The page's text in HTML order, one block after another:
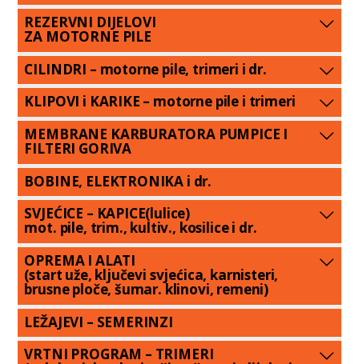
REZERVNI DIJELOVI
ZA MOTORNE PILE
CILINDRI – motorne pile, trimeri i dr.
KLIPOVI i KARIKE – motorne pile i trimeri
MEMBRANE KARBURATORA PUMPICE I
FILTERI GORIVA
BOBINE, ELEKTRONIKA i dr.
SVJEĆICE – KAPICE(lulice)
mot. pile, trim., kultiv., kosilice i dr.
OPREMA I ALATI
(start uže, ključevi svjećica, karnisteri,
brusne ploče, šumar. klinovi, remeni)
LEŽAJEVI – SEMERINZI
VRTNI PROGRAM – TRIMERI